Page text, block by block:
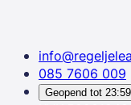
085 7606 009
Geopend tot 23:59